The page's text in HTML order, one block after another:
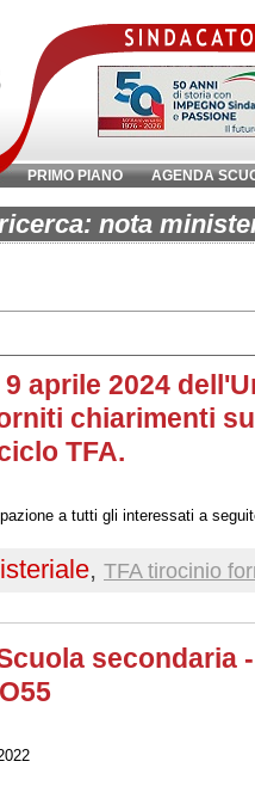
PRIMO PIANO AGENDA
chiave: nota
aprile 2024
chiarimenti
TFA.
a tutti gli interessati a
, TFA tirocinio
secondaria